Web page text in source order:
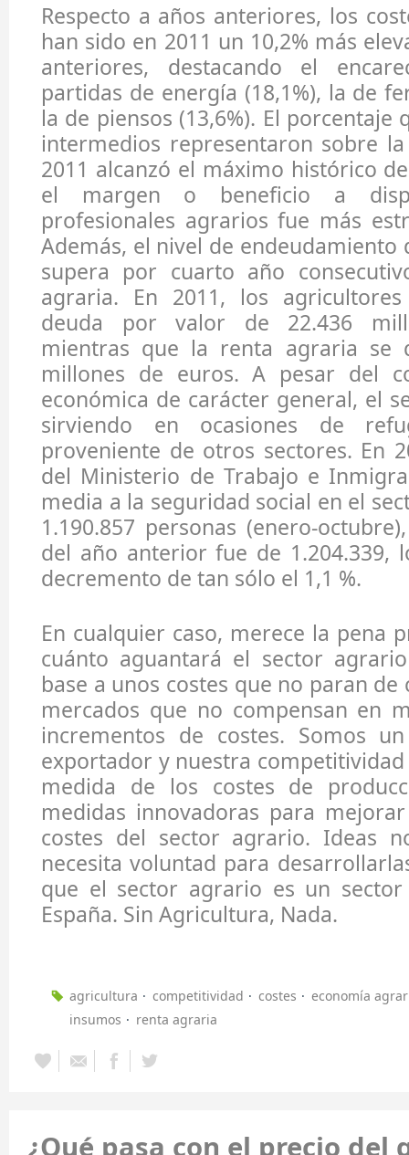
Respecto a años anteriores, los
han sido en 2011 un 10,2% más
anteriores, destacando el
partidas de energía (18,1%), la de
la de piensos (13,6%). El porcentaje
intermedios representaron sobre
2011 alcanzó el máximo histórico
el margen o beneficio a
profesionales agrarios fue más
Además, el nivel de endeudamiento
supera por cuarto año
agraria. En 2011, los
deuda por valor de 22.436
mientras que la renta agraria se
millones de euros. A pesar del
económica de carácter general, el
sirviendo en ocasiones de
proveniente de otros sectores. En
del Ministerio de Trabajo e
media a la seguridad social en el
1.190.857 personas (enero-
del año anterior fue de 1.204.339,
decremento de tan sólo el 1,1 %.
En cualquier caso, merece la pena
cuánto aguantará el sector
base a unos costes que no paran
mercados que no compensan en
incrementos de costes. Somos
exportador y nuestra
medida de los costes de
medidas innovadoras para
costes del sector agrario. Ideas
necesita voluntad para
que el sector agrario es un
España. Sin Agricultura, Nada.
agricultura competitividad costes
economía
insumos
renta agraria
¿Qué pasa con el precio del